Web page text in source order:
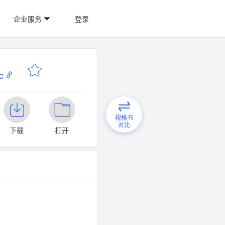
企业服务 登录
下载 打开
规格书
对比